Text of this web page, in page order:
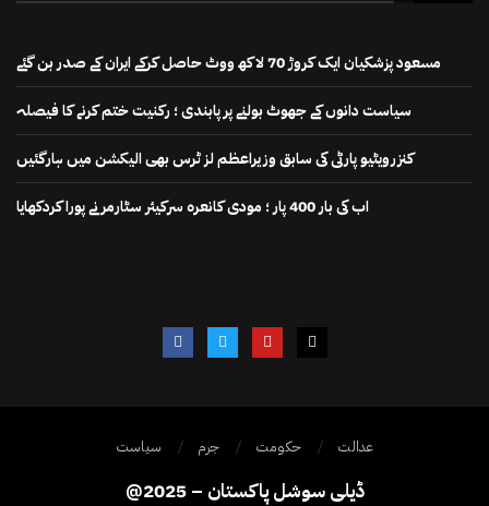
مسعود پزشکیان ایک کروڑ 70 لاکھ ووٹ حاصل کرکے ایران کے صدر بن گئے
سیاست دانوں کے جھوٹ بولنے پر پابندی ؛ رکنیت ختم کرنے کا فیصلہ
کنزرویٹیو پارٹی کی سابق وزیراعظم لز ٹرس بھی الیکشن میں ہارگئیں
اب کی بار 400 پار ؛ مودی کانعرہ سرکیئر سٹارمر نے پورا کردکھایا
سیاست جرم حکومت عدالت
@2025 – ڈیلی سوشل پاکستان